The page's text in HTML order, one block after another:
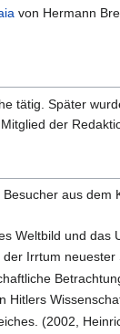
von Hermann
Später
der
aus
Weltbild und das
Irrtum
(2002,